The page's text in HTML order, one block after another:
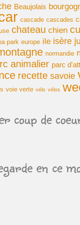
Beaujolais
cascade cascades
chateau chien
park europe ile isère
normandie
animalier parc
recette savoie
voie verte vélo vélos
coup de
en ce